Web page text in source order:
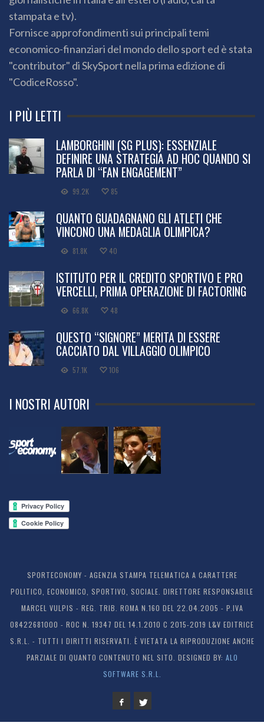
stampata e tv).
Fornisce approfondimenti sui principali temi
economico-finanziari del mondo dello sport ed è stata
"contributor" di SkySport nella prima edizione di
"CodiceRosso".
I PIÙ LETTI
LAMBORGHINI (SG PLUS): ESSENZIALE
DEFINIRE UNA STRATEGIA AD HOC QUANDO SI
PARLA DI “FAN ENGAGEMENT”
99.2K 85
QUANTO GUADAGNANO GLI ATLETI CHE
VINCONO UNA MEDAGLIA OLIMPICA?
81.8K 40
ISTITUTO PER IL CREDITO SPORTIVO E PRO
VERCELLI, PRIMA OPERAZIONE DI FACTORING
66.8K 48
QUESTO “SIGNORE” MERITA DI ESSERE
CACCIATO DAL VILLAGGIO OLIMPICO
57.1K 106
I NOSTRI AUTORI
SPORTECONOMY - AGENZIA STAMPA TELEMATICA A CARATTERE
POLITICO, ECONOMICO, SPORTIVO, SOCIALE. DIRETTORE RESPONSABILE
MARCEL VULPIS - REG. TRIB. ROMA N.160 DEL 22.04.2005 - P.IVA
08422681000 - ROC N. 19347 DEL 14.1.2010 C 2015-2019 L&V EDITRICE
S.R.L. - TUTTI I DIRITTI RISERVATI. È VIETATA LA RIPRODUZIONE ANCHE
PARZIALE DI QUANTO CONTENUTO NEL SITO. DESIGNED BY: ALO
SOFTWARE S.R.L.